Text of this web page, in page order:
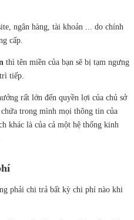
ngân hàng, tài khoản ... do chính
cấp.
thì tên miền của bạn sẽ bị tạm ngưng
tiếp.
rất lớn đến quyền lợi của chủ sở
trong mình mọi thông tin của
khác là của cả một hệ thống kinh
phải chi trả bất kỳ chi phí nào khi